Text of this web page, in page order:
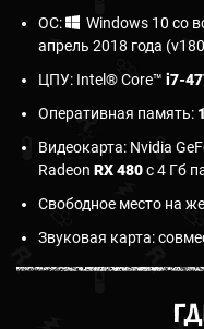
ОС:
Windows 10 со
апрель 2018 года
ЦПУ: Intel® Core™ i7-
Оперативная память:
Видеокарта: Nvidia
Radeon RX 480с 4 Гб
Свободное место на
Звуковая карта: